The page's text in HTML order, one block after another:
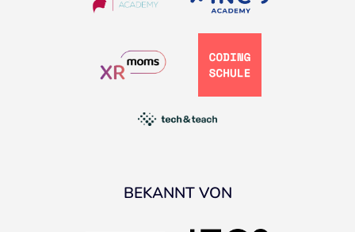
BEKANNT VON